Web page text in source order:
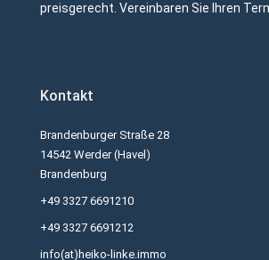
preisgerecht. Vereinbaren Sie Ihren
Kontakt
Brandenburger Straße 28
14542 Werder (Havel)
Brandenburg
+49 3327 6691210
+49 3327 6691212
info(at)heiko-linke.immo